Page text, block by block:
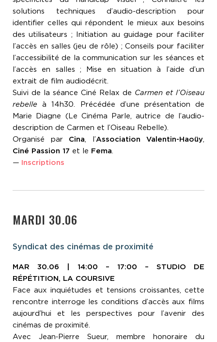
solutions techniques d’audio-description pour
identifier celles qui répondent le mieux aux besoins
des utilisateurs ; Initiation au guidage pour faciliter
l’accès en salles (jeu de rôle) ; Conseils pour faciliter
l’accessibilité de la communication sur les séances et
l’accès en salles ; Mise en situation à l’aide d’un
extrait de film audiodécrit.
Suivi de la séance Ciné Relax de Carmen et l’Oiseau
rebelleà 14h30. Précédée d’une présentation de
Marie Diagne (Le Cinéma Parle, autrice de l’audio-
description de Carmen et l’Oiseau Rebelle).
Organisé par Cina, l’Association Valentin-Haoüy,
Ciné Passion 17 et le Fema.
— Inscriptions
MARDI 30.06
Syndicat des cinémas de proximité
MAR 30.06 | 14:00 – 17:00 – STUDIO DE
RÉPÉTITION, LA COURSIVE
Face aux inquiétudes et tensions croissantes, cette
rencontre interroge les conditions d’accès aux films
aujourd’hui et les perspectives pour l’avenir des
cinémas de proximité.
Avec Jean‑Pierre Sueur, membre honoraire du